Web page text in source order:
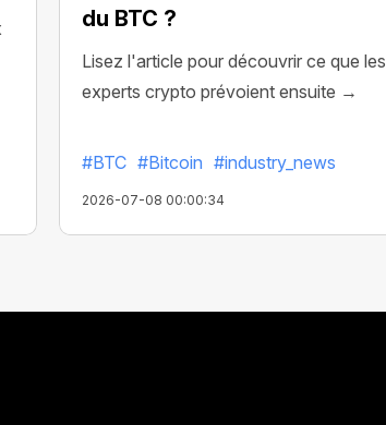
du BTC ?
Lisez l'article pour découvrir ce que les
experts crypto prévoient ensuite →
#BTC #Bitcoin #industry_news
2026-07-08 00:00:34